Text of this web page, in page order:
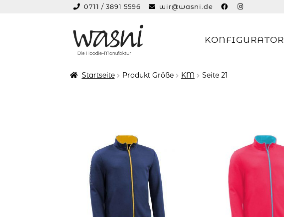
0711 / 3891 5596 wir@wasni.de
Zur
springen
Zum
springen
KONFIGURATOR
Startseite Produkt Größe KM Seite 21